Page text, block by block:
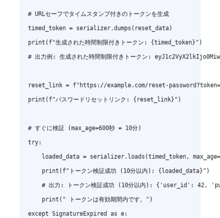
# URLセーフでタイムスタンプ付きのトークンを生成
timed_token = serializer.dumps(reset_data)
print(f"生成された時間制限付きトークン: {timed_token}")
# 出力例: 生成された時間制限付きトークン:
reset_link = f"https://example.com/reset-
print(f"パスワードリセットリンク: {reset_link}")
# すぐに検証 (max_age=600秒 = 10分)
try:
loaded_data = serializer.loads(timed_token,
    print(f"トークン検証成功 (10分以内): {loaded_data}")
# 出力: トークン検証成功 (10分以内): {'user_id': 42,
    print(" トークンは有効期間内です。")
except SignatureExpired as e: